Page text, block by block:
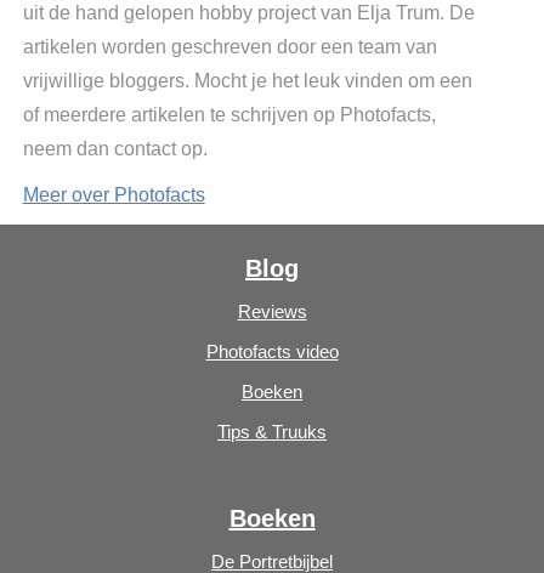
uit de hand gelopen hobby project van Elja Trum. De
artikelen worden geschreven door een team van
vrijwillige bloggers. Mocht je het leuk vinden om een
of meerdere artikelen te schrijven op Photofacts,
neem dan contact op.
Meer over Photofacts
Blog
Reviews
Photofacts video
Boeken
Tips & Truuks
Boeken
De Portretbijbel